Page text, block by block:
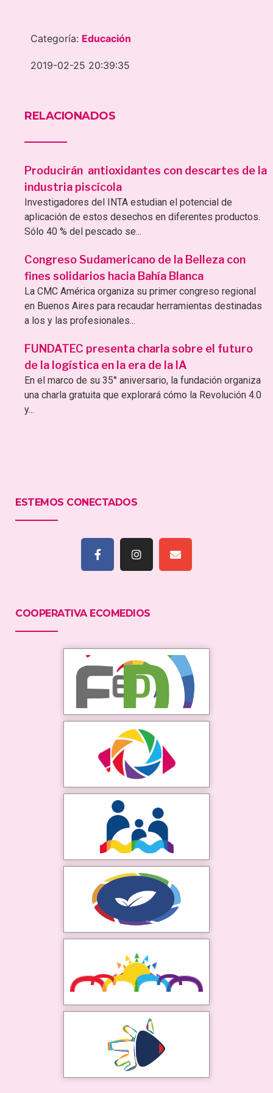
Categoría: Educación
2019-02-25 20:39:35
RELACIONADOS
Producirán antioxidantes con descartes de la
industria piscícola
Investigadores del INTA estudian el potencial de
aplicación de estos desechos en diferentes productos.
Sólo 40 % del pescado se...
Congreso Sudamericano de la Belleza con
fines solidarios hacia Bahía Blanca
La CMC América organiza su primer congreso regional
en Buenos Aires para recaudar herramientas destinadas
a los y las profesionales...
FUNDATEC presenta charla sobre el futuro
de la logística en la era de la IA
En el marco de su 35° aniversario, la fundación organiza
una charla gratuita que explorará cómo la Revolución 4.0
y...
ESTEMOS CONECTADOS
COOPERATIVA ECOMEDIOS